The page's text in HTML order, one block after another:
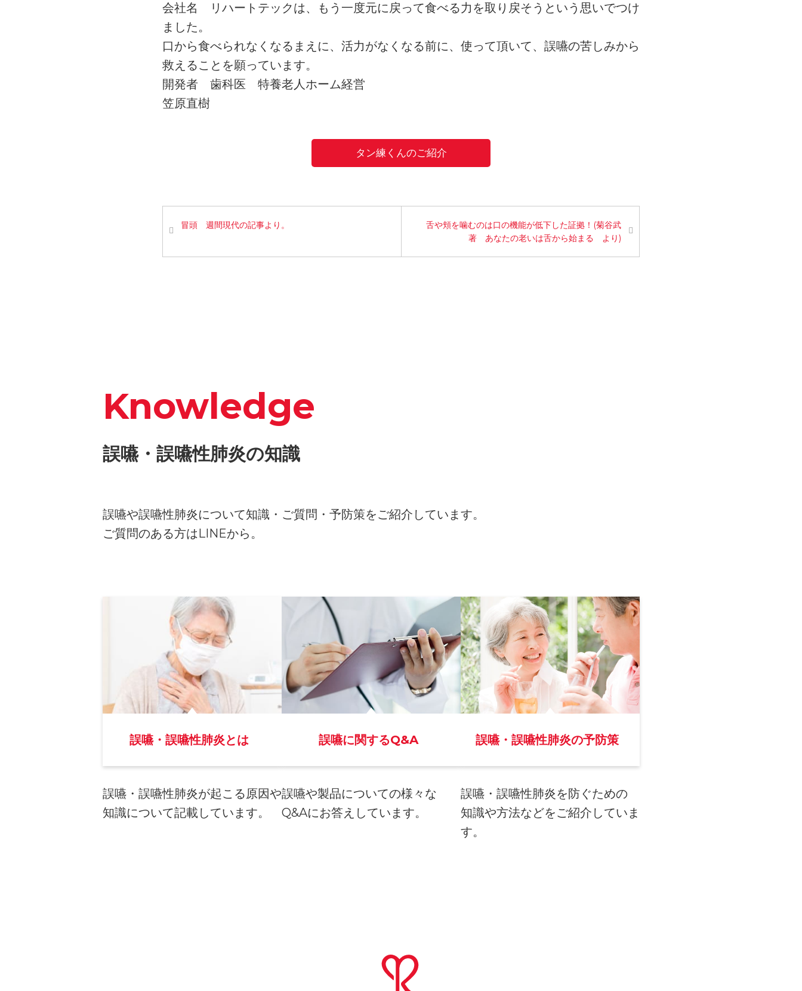
会社名 リハートテックは、もう一度元に戻って食べる力を取り戻そうという思いでつけ
ました。
口から食べられなくなるまえに、活力がなくなる前に、使って頂いて、誤嚥の苦しみから
救えることを願っています。
開発者 歯科医 特養老人ホーム経営
笠原直樹
タン練くんのご紹介
冒頭 週間現代の記事より。
舌や頬を噛むのは口の機能が低下した証拠！(菊谷武
著 あなたの老いは舌から始まる より)
Knowledge
誤嚥・誤嚥性肺炎の知識
誤嚥や誤嚥性肺炎について知識・ご質問・予防策をご紹介しています。
ご質問のある方はLINEから。
誤嚥・誤嚥性肺炎とは
誤嚥・誤嚥性肺炎が起こる原因や
知識について記載しています。
誤嚥に関するQ&A
誤嚥や製品についての様々な
Q&Aにお答えしています。
誤嚥・誤嚥性肺炎の予防策
誤嚥・誤嚥性肺炎を防ぐための
知識や方法などをご紹介していま
す。